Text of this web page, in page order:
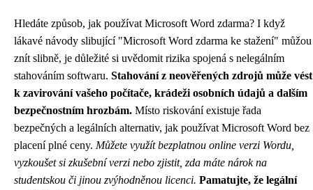
Hledáte způsob, jak používat Microsoft Word zdarma? I když
lákavé návody slibující "Microsoft Word zdarma ke stažení" můžou
znít slibně, je důležité si uvědomit rizika spojená s nelegálním
stahováním softwaru. Stahování z neověřených zdrojů může vést
k zavirování vašeho počítače, krádeži osobních údajů a dalším
bezpečnostním hrozbám. Místo riskování existuje řada
bezpečných a legálních alternativ, jak používat Microsoft Word bez
placení plné ceny. Můžete využít bezplatnou online verzi Wordu,
vyzkoušet si zkušební verzi nebo zjistit, zda máte nárok na
studentskou či jinou zvýhodněnou licenci. Pamatujte, že legální